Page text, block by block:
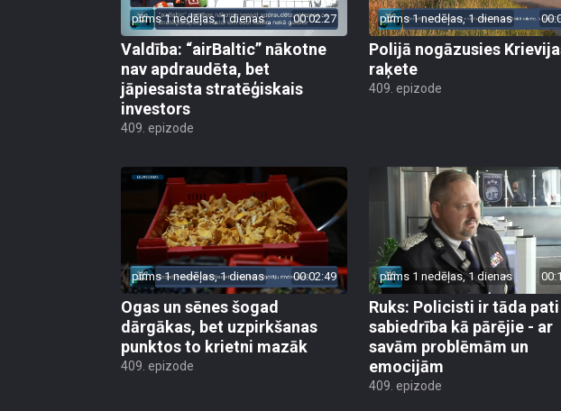
pirms 1 nedēļas, 1 dienas 00:02:27
Valdība: “airBaltic” nākotne
nav apdraudēta, bet
jāpiesaista stratēģiskais
investors
409. epizode
pirms 1 nedēļas, 1 dienas
Polijā nogāzusies
raķete
409. epizode
pirms 1 nedēļas, 1 dienas 00:02:49
Ogas un sēnes šogad
dārgākas, bet uzpirkšanas
punktos to krietni mazāk
409. epizode
pirms 1 nedēļas, 1 dienas
Ruks: Policisti ir tāda pati
sabiedrība kā pārējie - ar
savām problēmām un
emocijām
409. epizode